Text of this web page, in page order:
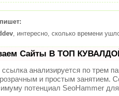
, интересно, сколько времени
Сайты В ТОП
анализируется по трем
и простым занятием.
потенциал SeoHammer